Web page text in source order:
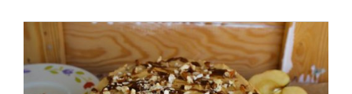
Deserti
Jela u 30
minuta
Zdrava jela